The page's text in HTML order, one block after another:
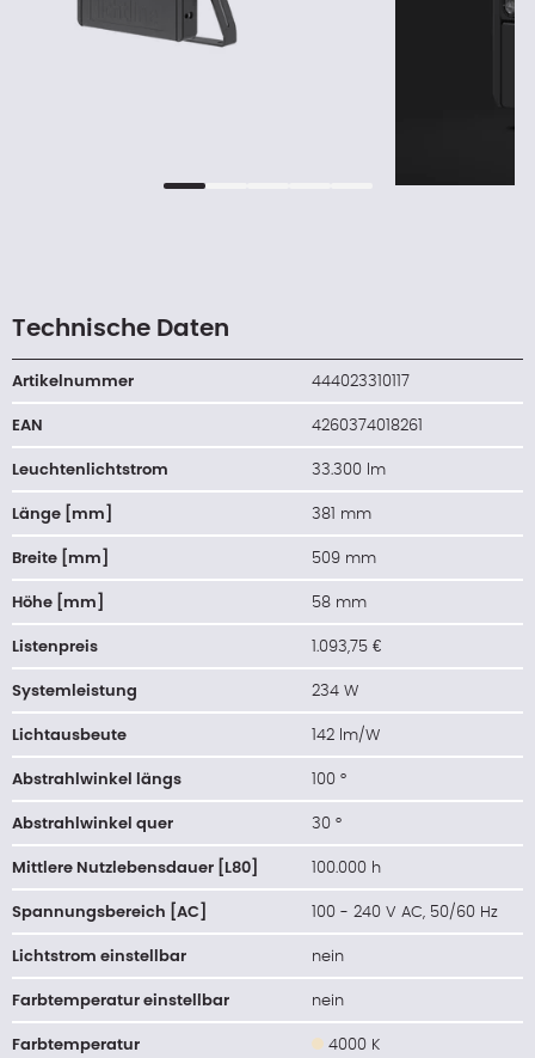
Technische Daten
Artikelnummer 444023310117
EAN 4260374018261
Leuchtenlichtstrom 33.300 lm
Länge [mm] 381 mm
Breite [mm] 509 mm
Höhe [mm] 58 mm
Listenpreis 1.093,75 €
Systemleistung 234 W
Lichtausbeute 142 lm/W
Abstrahlwinkel längs 100 °
Abstrahlwinkel quer 30 °
Mittlere Nutzlebensdauer [L80] 100.000 h
Spannungsbereich [AC] 100 - 240 V AC, 50/60 Hz
Lichtstrom einstellbar nein
Farbtemperatur einstellbar nein
Farbtemperatur 4000 K